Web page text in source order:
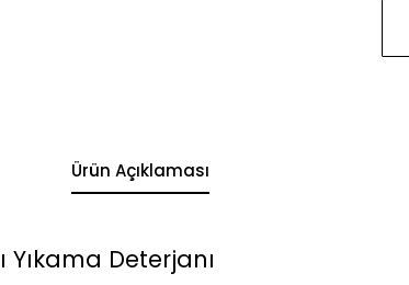
Ürün Açıklaması
Yıkama Deterjanı